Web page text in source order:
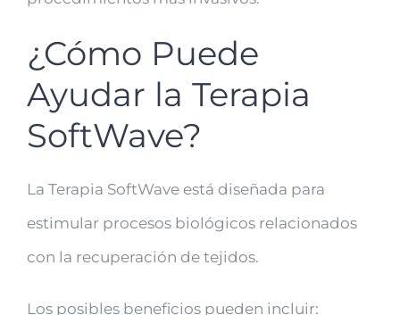
¿Cómo Puede
Ayudar la Terapia
SoftWave?
La Terapia SoftWave está diseñada para
estimular procesos biológicos relacionados
con la recuperación de tejidos.
Los posibles beneficios pueden incluir: